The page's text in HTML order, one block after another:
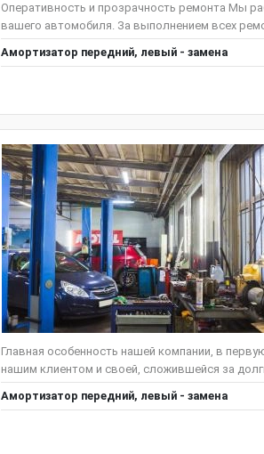
Оперативность и прозрачность ремонта Мы
вашего автомобиля. За выполнением всех
Амортизатор передний, левый - замена
Главная особенность нашей компании, в
нашим клиентом и своей, сложившейся за
Амортизатор передний, левый - замена